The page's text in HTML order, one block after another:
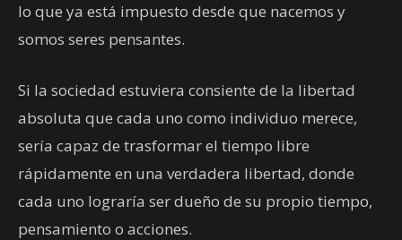
lo que ya está impuesto desde que nacemos y
somos seres pensantes.
Si la sociedad estuviera consiente de la libertad
absoluta que cada uno como individuo merece,
sería capaz de trasformar el tiempo libre
rápidamente en una verdadera libertad, donde
cada uno lograría ser dueño de su propio tiempo,
pensamiento o acciones.